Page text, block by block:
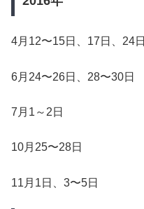
4月12〜15日、17日、24日
6月24〜26日、28〜30日
7月1～2日
10月25〜28日
11月1日、3〜5日